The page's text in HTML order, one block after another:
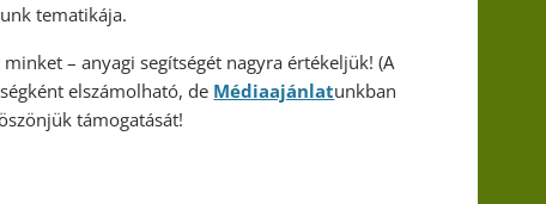
tematikája.
– anyagi segítségét nagyra értékeljük! (A
elszámolható, de Médiaajánlatunkban
támogatását!